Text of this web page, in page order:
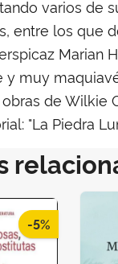
varios de
entre los que
Marian
y muy
obras de Wilkie
"La Piedra
-5%